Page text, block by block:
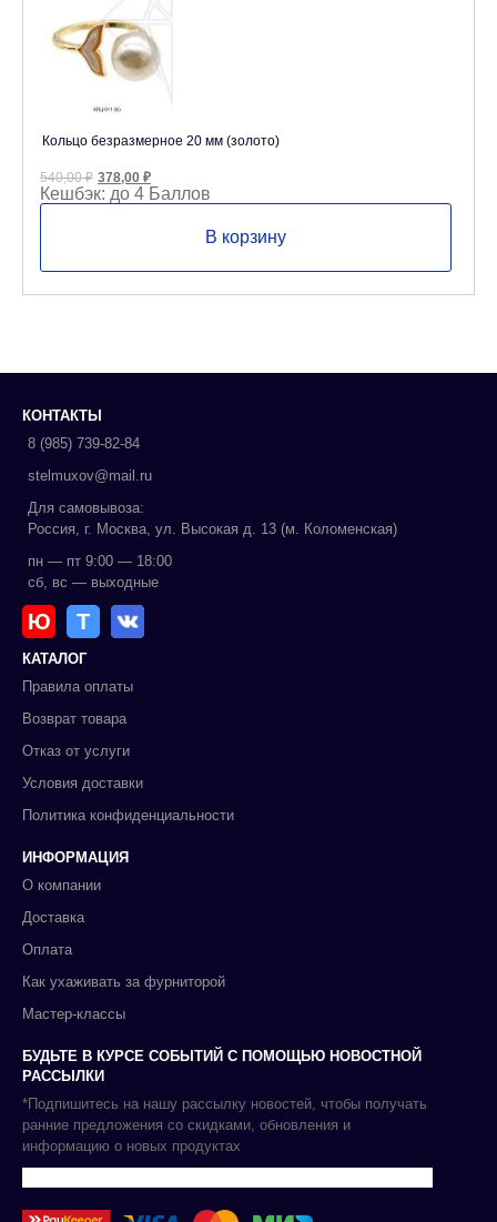
Кольцо безразмерное 20 мм (золото)
540,00₽ Первоначальная
цена
составляла
378,00 ₽Текущая
цена:
378,00 ₽.
Кешбэк: до 4 Баллов
В корзину
КОНТАКТЫ
8 (985) 739-82-84
stelmuxov@mail.ru
Для самовывоза:
Россия, г. Москва, ул. Высокая д. 13 (м. Коломенская)
пн — пт 9:00 — 18:00
сб, вс — выходные
Ю Т
КАТАЛОГ
Правила оплаты
Возврат товара
Отказ от услуги
Условия доставки
Политика конфиденциальности
ИНФОРМАЦИЯ
О компании
Доставка
Оплата
Как ухаживать за фурниторой
Мастер-классы
БУДЬТЕ В КУРСЕ СОБЫТИЙ С ПОМОЩЬЮ НОВОСТНОЙ
РАССЫЛКИ
*Подпишитесь на нашу рассылку новостей, чтобы получать
ранние предложения со скидками, обновления и
информацию о новых продуктах